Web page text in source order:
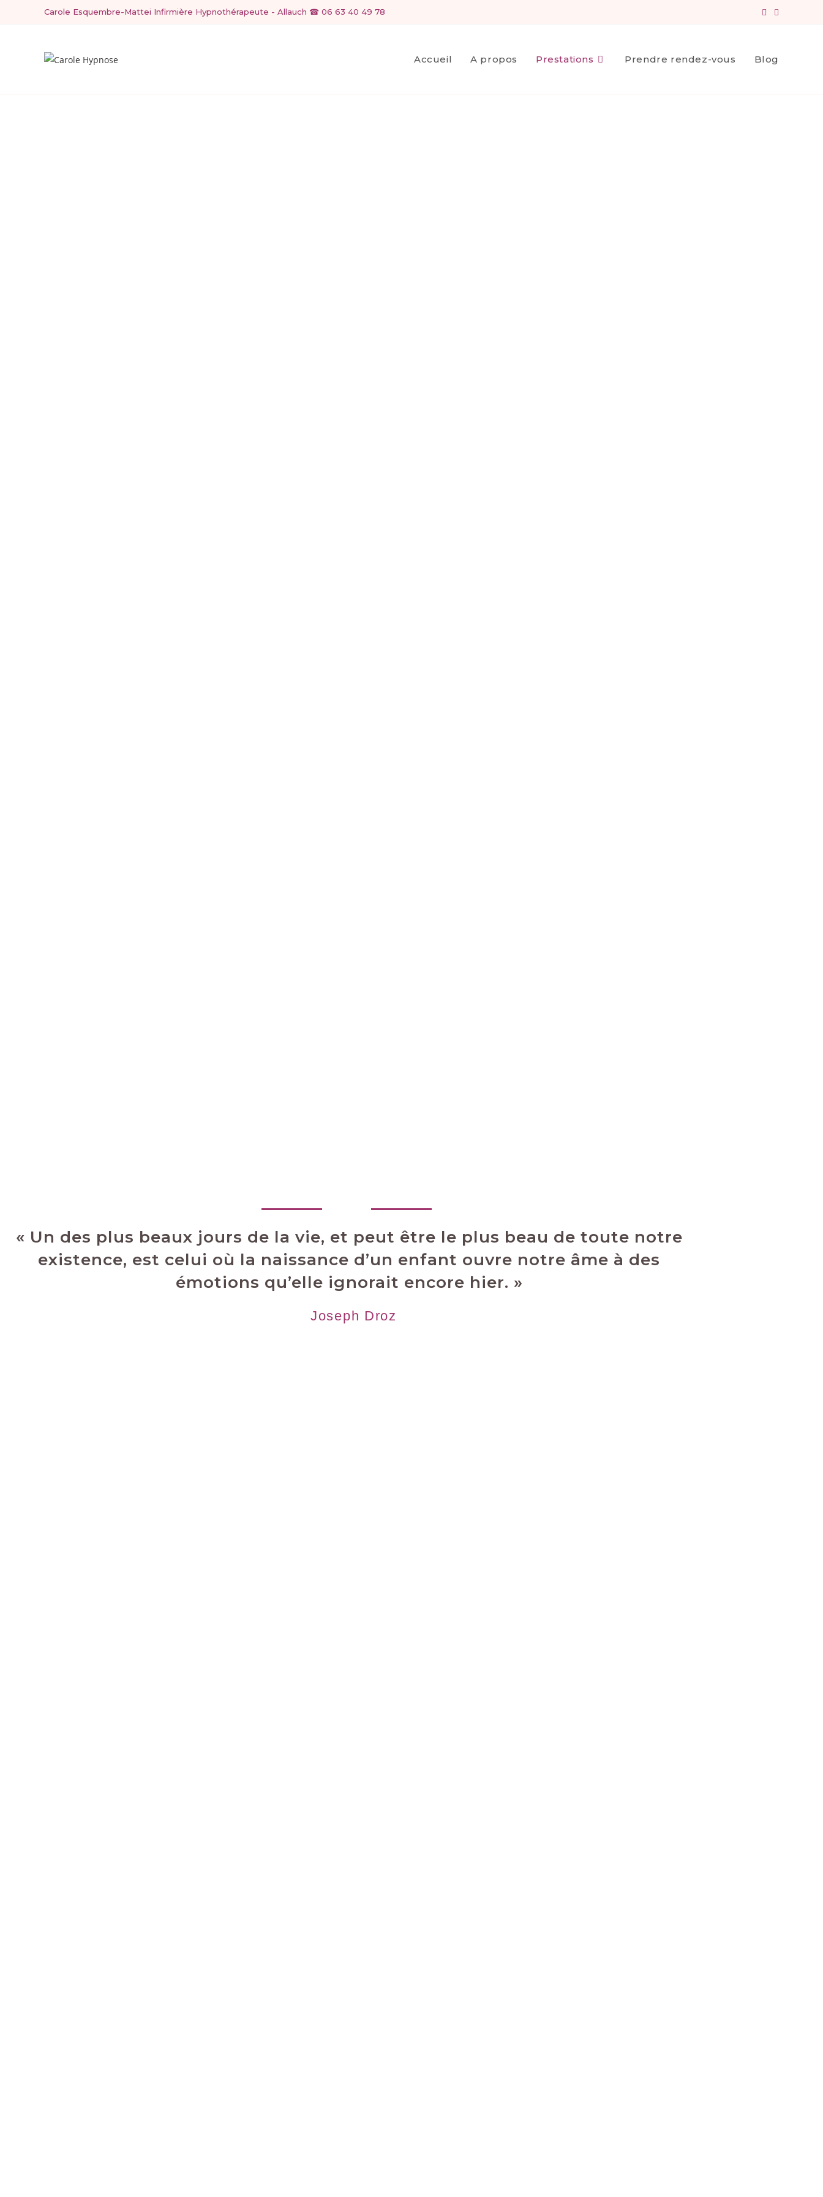
Carole Esquembre-Mattei Infirmière Hypnothérapeute - Allauch ☎ 06 63 40 49 78
Accueil A propos Prestations Prendre rendez-vous Blog
« Un des plus beaux jours de la vie, et peut être le plus beau de toute notre
existence, est celui où la naissance d’un enfant ouvre notre âme à des
émotions qu’elle ignorait encore hier. »
Joseph Droz